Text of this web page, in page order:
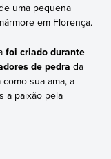
uma pequena
em Florença.
foi criado durante
de pedra da
sua ama, a
a paixão pela